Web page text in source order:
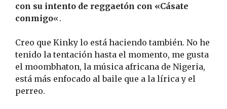
con su intento de reggaetón con «Cásate
conmigo«.
Creo que Kinky lo está haciendo también. No he
tenido la tentación hasta el momento, me gusta
el moombhaton, la música africana de Nigeria,
está más enfocado al baile que a la lírica y el
perreo.